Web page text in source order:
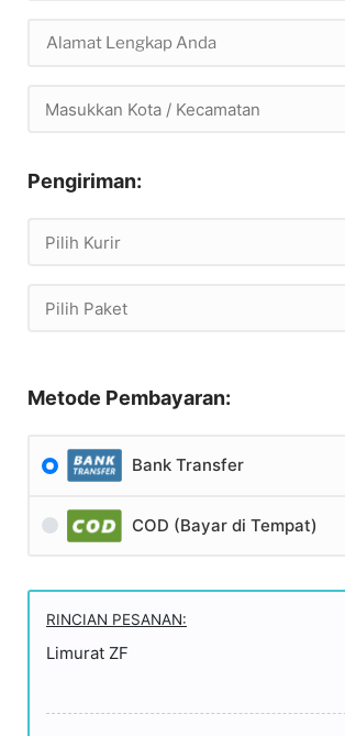
Masukkan Kota / Kecamatan
Pengiriman:
Pilih Kurir
Pilih Paket
Metode Pembayaran:
Bank Transfer
COD (Bayar di Tempat)
RINCIAN PESANAN:
Limurat ZF